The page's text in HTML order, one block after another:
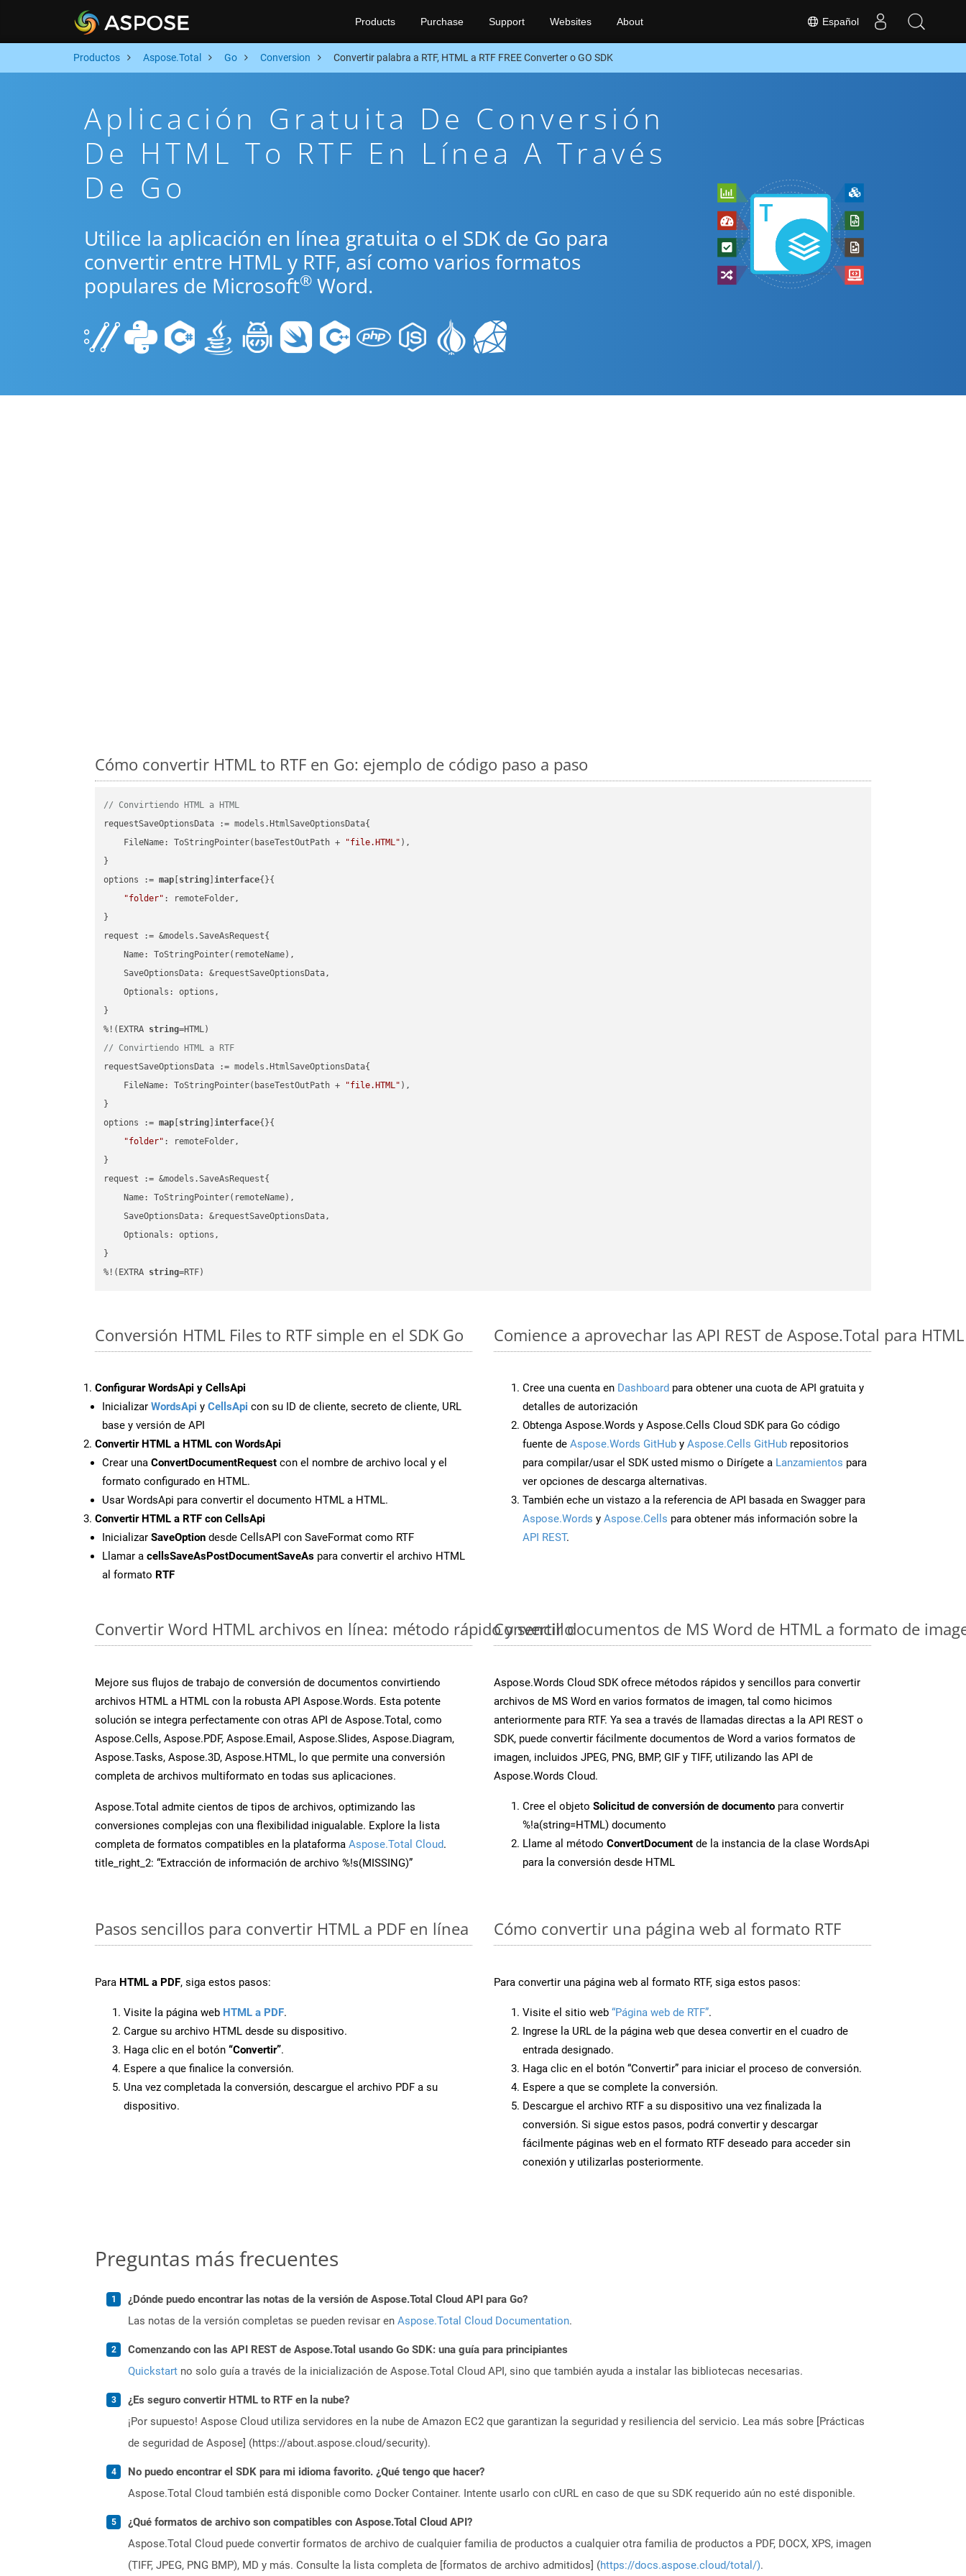
Español
Products Purchase Support Websites About
Productos Aspose.Total Go Conversion Convertir palabra a RTF, HTML a RTF FREE Converter o GO SDK
Aplicación Gratuita De Conversión
De HTML To RTF En Línea A Través
De Go
Utilice la aplicación en línea gratuita o el SDK de Go para
convertir entre HTML y RTF, así como varios formatos
populares de Microsoft® Word.
Cómo convertir HTML to RTF en Go: ejemplo de código paso a paso
// Convirtiendo HTML a HTML
requestSaveOptionsData := models.HtmlSaveOptionsData{
    FileName: ToStringPointer(baseTestOutPath +
"file.HTML" ),
}
options := map string ]interface{}{
"folder" : remoteFolder,
}
request := &models.SaveAsRequest{
    Name: ToStringPointer(remoteName),
    SaveOptionsData: &requestSaveOptionsData,
    Optionals: options,
}
%!(EXTRA string
// Convirtiendo HTML a RTF
requestSaveOptionsData := models.HtmlSaveOptionsData{
    FileName: ToStringPointer(baseTestOutPath +
"file.HTML" ),
}
options := map string ]interface{}{
"folder" : remoteFolder,
}
request := &models.SaveAsRequest{
    Name: ToStringPointer(remoteName),
    SaveOptionsData: &requestSaveOptionsData,
    Optionals: options,
}
%!(EXTRA string=RTF)
Conversión HTML Files to RTF simple en el SDK Go
Configurar WordsApi y CellsApi
Inicializar WordsApi y CellsApi con su ID de cliente, secreto de cliente, URL
base y versión de API
Convertir HTML a HTML con WordsApi
Crear una ConvertDocumentRequest con el nombre de archivo local y el
formato configurado en HTML.
Usar WordsApi para convertir el documento HTML a HTML.
Convertir HTML a RTF con CellsApi
Inicializar SaveOption desde CellsAPI con SaveFormat como RTF
Llamar a cellsSaveAsPostDocumentSaveAs para convertir el archivo HTML
al formato RTF
Comience a aprovechar las API REST de Aspose.Total para
Cree una cuenta en Dashboard para obtener una cuota de API gratuita y
detalles de autorización
Obtenga Aspose.Words y Aspose.Cells Cloud SDK para Go código
fuente de Aspose.Words GitHub y Aspose.Cells GitHub repositorios
para compilar/usar el SDK usted mismo o Dirígete a Lanzamientos para
ver opciones de descarga alternativas.
También eche un vistazo a la referencia de API basada en Swagger para
Aspose.Words y Aspose.Cells para obtener más información sobre la
API REST.
Convertir Word HTML archivos en línea: método rápido y sencillo
Mejore sus flujos de trabajo de conversión de documentos convirtiendo
archivos HTML a HTML con la robusta API Aspose.Words. Esta potente
solución se integra perfectamente con otras API de Aspose.Total, como
Aspose.Cells, Aspose.PDF, Aspose.Email, Aspose.Slides, Aspose.Diagram,
Aspose.Tasks, Aspose.3D, Aspose.HTML, lo que permite una conversión
completa de archivos multiformato en todas sus aplicaciones.
Aspose.Total admite cientos de tipos de archivos, optimizando las
conversiones complejas con una flexibilidad inigualable. Explore la lista
completa de formatos compatibles en la plataforma Aspose.Total Cloud.
title_right_2: “Extracción de información de archivo %!s(MISSING)”
Convertir documentos de MS Word de HTML a formato de
Aspose.Words Cloud SDK ofrece métodos rápidos y sencillos para convertir
archivos de MS Word en varios formatos de imagen, tal como hicimos
anteriormente para RTF. Ya sea a través de llamadas directas a la API REST o
SDK, puede convertir fácilmente documentos de Word a varios formatos de
imagen, incluidos JPEG, PNG, BMP, GIF y TIFF, utilizando las API de
Aspose.Words Cloud.
Cree el objeto Solicitud de conversión de documento para convertir
%!a(string=HTML) documento
Llame al método ConvertDocument de la instancia de la clase WordsApi
para la conversión desde HTML
Pasos sencillos para convertir HTML a PDF en línea
Para HTML a PDF, siga estos pasos:
Visite la página web HTML a PDF.
Cargue su archivo HTML desde su dispositivo.
Haga clic en el botón “Convertir”.
Espere a que finalice la conversión.
Una vez completada la conversión, descargue el archivo PDF a su
dispositivo.
Cómo convertir una página web al formato RTF
Para convertir una página web al formato RTF, siga estos pasos:
Visite el sitio web “Página web de RTF”.
Ingrese la URL de la página web que desea convertir en el cuadro de
entrada designado.
Haga clic en el botón “Convertir” para iniciar el proceso de conversión.
Espere a que se complete la conversión.
Descargue el archivo RTF a su dispositivo una vez finalizada la
conversión. Si sigue estos pasos, podrá convertir y descargar
fácilmente páginas web en el formato RTF deseado para acceder sin
conexión y utilizarlas posteriormente.
Preguntas más frecuentes
¿Dónde puedo encontrar las notas de la versión de Aspose.Total Cloud API para Go?
Las notas de la versión completas se pueden revisar en Aspose.Total Cloud Documentation.
Comenzando con las API REST de Aspose.Total usando Go SDK: una guía para principiantes
Quickstart no solo guía a través de la inicialización de Aspose.Total Cloud API, sino que también ayuda a instalar las bibliotecas necesarias.
¿Es seguro convertir HTML to RTF en la nube?
¡Por supuesto! Aspose Cloud utiliza servidores en la nube de Amazon EC2 que garantizan la seguridad y resiliencia del servicio. Lea más sobre [Prácticas
de seguridad de Aspose] (https://about.aspose.cloud/security).
No puedo encontrar el SDK para mi idioma favorito. ¿Qué tengo que hacer?
Aspose.Total Cloud también está disponible como Docker Container. Intente usarlo con cURL en caso de que su SDK requerido aún no esté disponible.
¿Qué formatos de archivo son compatibles con Aspose.Total Cloud API?
Aspose.Total Cloud puede convertir formatos de archivo de cualquier familia de productos a cualquier otra familia de productos a PDF, DOCX, XPS, imagen
(TIFF, JPEG, PNG BMP), MD y más. Consulte la lista completa de [formatos de archivo admitidos] (https://docs.aspose.cloud/total/).